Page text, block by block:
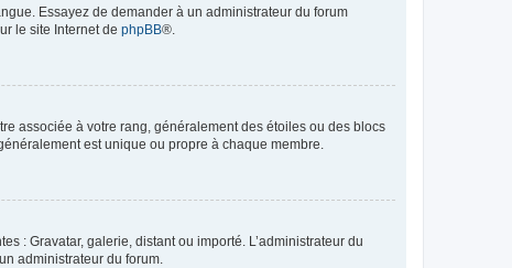
Essayez de demander à un administrateur du forum
le site Internet de phpBB®.
associée à votre rang, généralement des étoiles ou des blocs
est unique ou propre à chaque membre.
: Gravatar, galerie, distant ou importé. L’administrateur du
administrateur du forum.